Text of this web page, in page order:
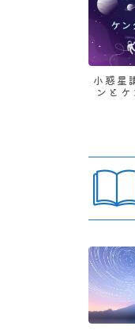
小惑星
ンとケ